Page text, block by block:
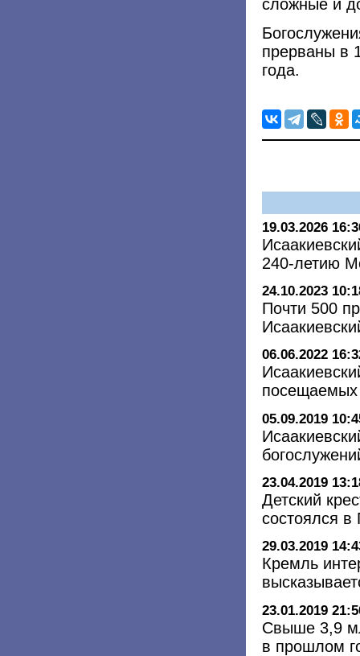
сложные и
прерваны в
года.
19.03.2026
240-летию
24.10.2023
Почти 500
06.06.2022
посещаемых
05.09.2019
23.04.2019
Детский
состоялся в
29.03.2019
Кремль
23.01.2019
Свыше 3,9
в прошлом